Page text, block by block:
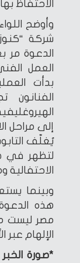
الاحتفاظ
وأوضح
شركة
الدعوة
العمل
بدأت
الفنانون
إلى مراحل
يُغلّف
لتظهر في
وبينما
هذه
مصر ليست
الإلهام عبر
*صورة